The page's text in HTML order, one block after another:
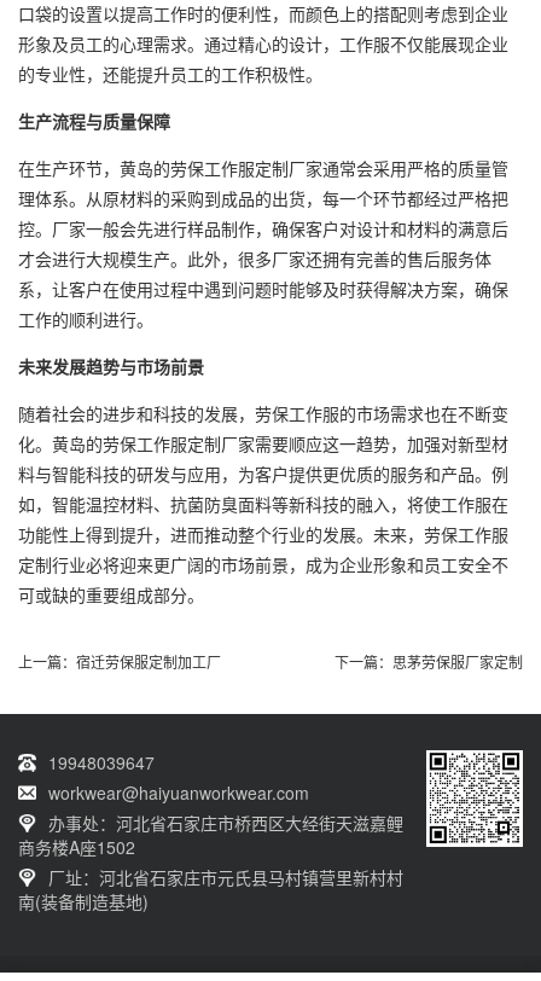
口袋的设置以提高工作时的便利性，而颜色上的搭配则考虑到企业
形象及员工的心理需求。通过精心的设计，工作服不仅能展现企业
的专业性，还能提升员工的工作积极性。
生产流程与质量保障
在生产环节，黄岛的劳保工作服定制厂家通常会采用严格的质量管
理体系。从原材料的采购到成品的出货，每一个环节都经过严格把
控。厂家一般会先进行样品制作，确保客户对设计和材料的满意后
才会进行大规模生产。此外，很多厂家还拥有完善的售后服务体
系，让客户在使用过程中遇到问题时能够及时获得解决方案，确保
工作的顺利进行。
未来发展趋势与市场前景
随着社会的进步和科技的发展，劳保工作服的市场需求也在不断变
化。黄岛的劳保工作服定制厂家需要顺应这一趋势，加强对新型材
料与智能科技的研发与应用，为客户提供更优质的服务和产品。例
如，智能温控材料、抗菌防臭面料等新科技的融入，将使工作服在
功能性上得到提升，进而推动整个行业的发展。未来，劳保工作服
定制行业必将迎来更广阔的市场前景，成为企业形象和员工安全不
可或缺的重要组成部分。
上一篇： 宿迁劳保服定制加工厂 下一篇： 思茅劳保服厂家定制
19948039647
workwear@haiyuanworkwear.com
办事处：河北省石家庄市桥西区大经街天滋嘉鲤
商务楼A座1502
厂址：河北省石家庄市元氏县马村镇营里新村村
南(装备制造基地)